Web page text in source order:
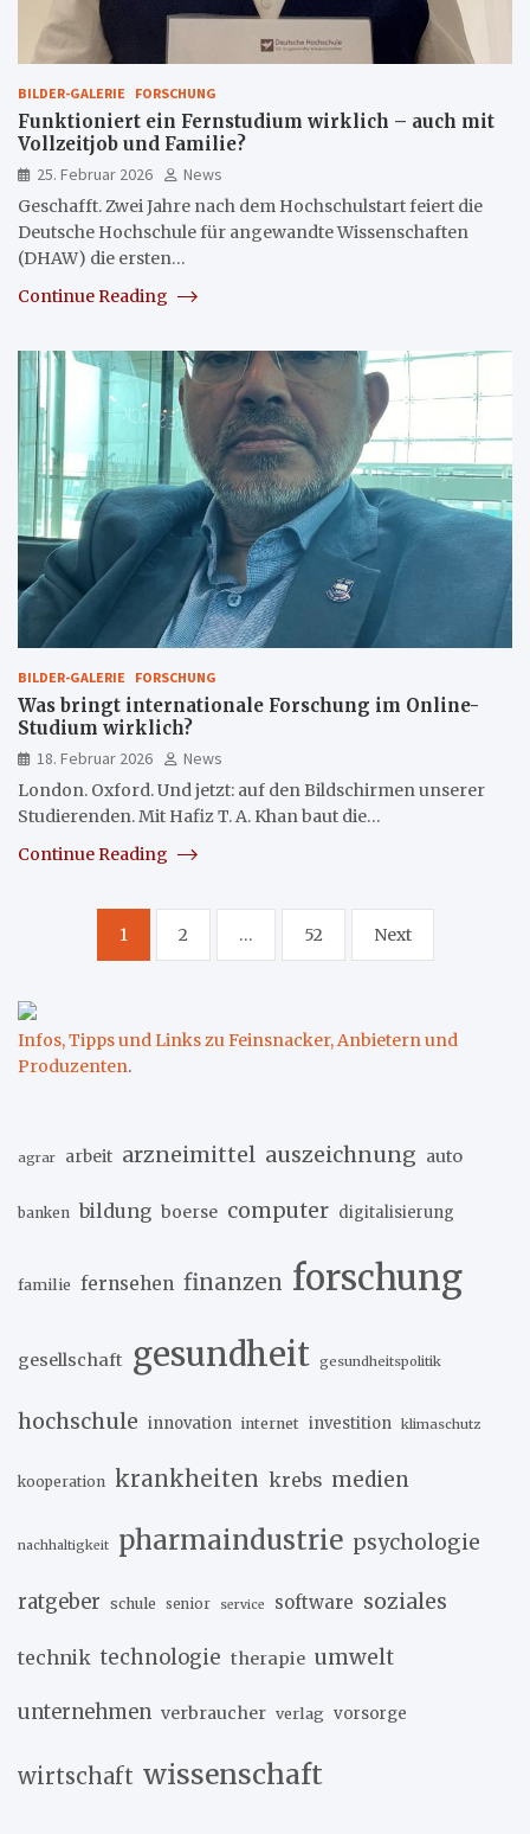
BILDER-GALERIE FORSCHUNG
Funktioniert ein Fernstudium wirklich – auch mit
Vollzeitjob und Familie?
25. Februar 2026
News
Geschafft. Zwei Jahre nach dem Hochschulstart feiert die
Deutsche Hochschule für angewandte Wissenschaften
(DHAW) die ersten…
Continue Reading
BILDER-GALERIE FORSCHUNG
Was bringt internationale Forschung im Online-
Studium wirklich?
18. Februar 2026
News
London. Oxford. Und jetzt: auf den Bildschirmen unserer
Studierenden. Mit Hafiz T. A. Khan baut die…
Continue Reading
Seitennummerierung
Beiträge
1 2 … 52 Next
Infos, Tipps und Links zu Feinsnacker, Anbietern und
Produzenten.
agrar arbeit arzneimittel auszeichnung auto
banken bildung boerse computer digitalisierung
familie fernsehen finanzen forschung
gesellschaft gesundheit gesundheitspolitik
hochschule innovation internet investition klimaschutz
kooperation krankheiten krebs medien
nachhaltigkeit pharmaindustrie psychologie
ratgeber schule senior service software soziales
technik technologie therapie umwelt
unternehmen verbraucher verlag vorsorge
wirtschaft wissenschaft